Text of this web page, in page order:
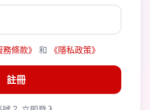
務條款》 和 《隱私政策》
註冊